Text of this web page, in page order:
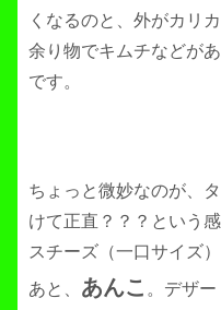
くなるのと、外がカリ
余り物でキムチなどが
です。
ちょっと微妙なのが、
けて正直？？？という
スチーズ（一口サイズ
あと、 あんこ 。デザ